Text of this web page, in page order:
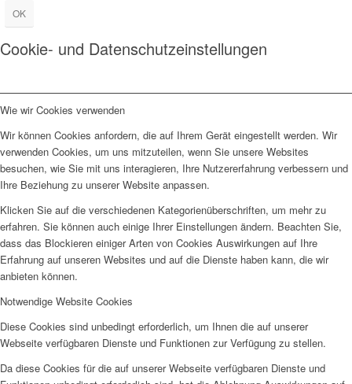
OK
Cookie- und Datenschutzeinstellungen
Wie wir Cookies verwenden
Wir können Cookies anfordern, die auf Ihrem Gerät eingestellt werden. Wir
verwenden Cookies, um uns mitzuteilen, wenn Sie unsere Websites
besuchen, wie Sie mit uns interagieren, Ihre Nutzererfahrung verbessern und
Ihre Beziehung zu unserer Website anpassen.
Klicken Sie auf die verschiedenen Kategorienüberschriften, um mehr zu
erfahren. Sie können auch einige Ihrer Einstellungen ändern. Beachten Sie,
dass das Blockieren einiger Arten von Cookies Auswirkungen auf Ihre
Erfahrung auf unseren Websites und auf die Dienste haben kann, die wir
anbieten können.
Notwendige Website Cookies
Diese Cookies sind unbedingt erforderlich, um Ihnen die auf unserer
Webseite verfügbaren Dienste und Funktionen zur Verfügung zu stellen.
Da diese Cookies für die auf unserer Webseite verfügbaren Dienste und